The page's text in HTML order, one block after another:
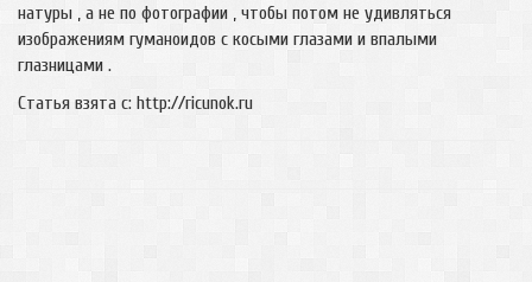
натуры , а не по фотографии , чтобы потом не удивляться
изображениям гуманоидов с косыми глазами и впалыми
глазницами .
Статья взята с: http://ricunok.ru